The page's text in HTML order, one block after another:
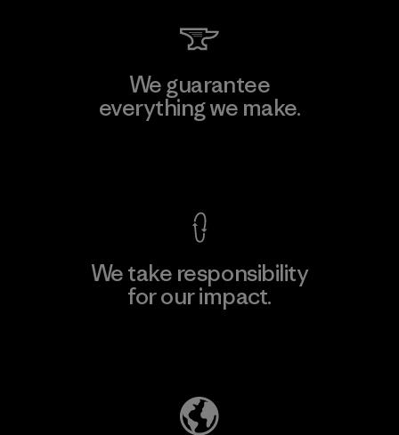
We guarantee
everything we make.
We take responsibility
for our impact.